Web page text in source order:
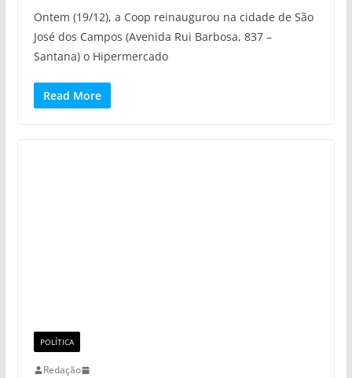
Ontem (19/12), a Coop reinaugurou na cidade de São
José dos Campos (Avenida Rui Barbosa, 837 –
Santana) o Hipermercado
Read More
POLÍTICA
Redação